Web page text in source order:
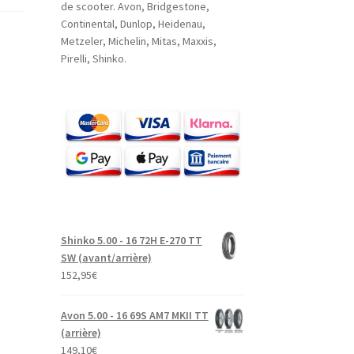
de scooter. Avon, Bridgestone,
Continental, Dunlop, Heidenau,
Metzeler, Michelin, Mitas, Maxxis,
Pirelli, Shinko.
Shinko 5.00 - 16 72H E-270 TT
SW (avant/arrière)
152,95€
Avon 5.00 - 16 69S AM7 MKII TT
(arrière)
149,10€